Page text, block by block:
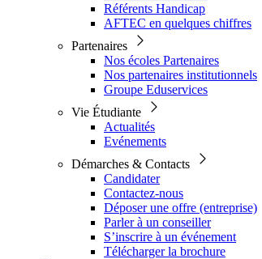
Référents Handicap
AFTEC en quelques chiffres
Partenaires
Nos écoles Partenaires
Nos partenaires institutionnels
Groupe Eduservices
Vie Étudiante
Actualités
Evénements
Démarches & Contacts
Candidater
Contactez-nous
Déposer une offre (entreprise)
Parler à un conseiller
S’inscrire à un événement
Télécharger la brochure